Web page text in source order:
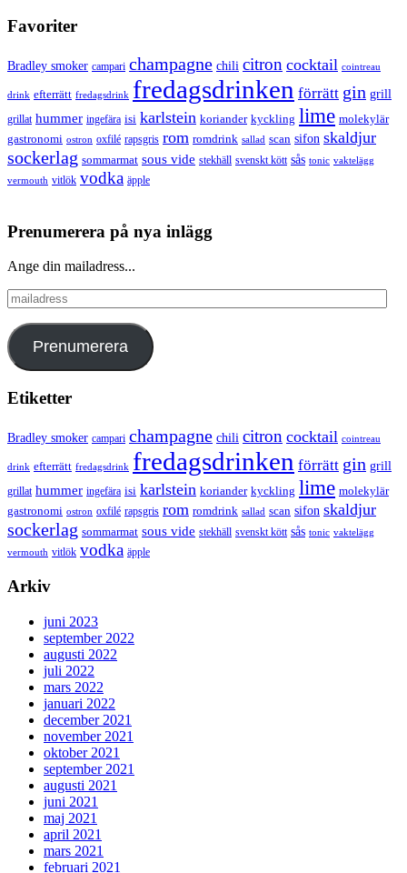
Favoriter
Bradley smoker campari champagne chili citron cocktail cointreau
drink efterrätt fredagsdrink fredagsdrinken förrätt gin grill
grillat hummer ingefära isi karlstein koriander kyckling lime molekylär
gastronomi ostron oxfilé rapsgris rom romdrink sallad scan sifon skaldjur
sockerlag sommarmat sous vide stekhäll svenskt kött sås tonic vaktelägg
vermouth vitlök vodka äpple
Prenumerera på nya inlägg
Ange din mailadress...
mailadress
Prenumerera
Etiketter
Bradley smoker campari champagne chili citron cocktail cointreau
drink efterrätt fredagsdrink fredagsdrinken förrätt gin grill
grillat hummer ingefära isi karlstein koriander kyckling lime molekylär
gastronomi ostron oxfilé rapsgris rom romdrink sallad scan sifon skaldjur
sockerlag sommarmat sous vide stekhäll svenskt kött sås tonic vaktelägg
vermouth vitlök vodka äpple
Arkiv
juni 2023
september 2022
augusti 2022
juli 2022
mars 2022
januari 2022
december 2021
november 2021
oktober 2021
september 2021
augusti 2021
juni 2021
maj 2021
april 2021
mars 2021
februari 2021